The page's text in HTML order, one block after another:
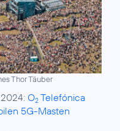
Thor Täuber
O2 Telefónica
5G-Masten